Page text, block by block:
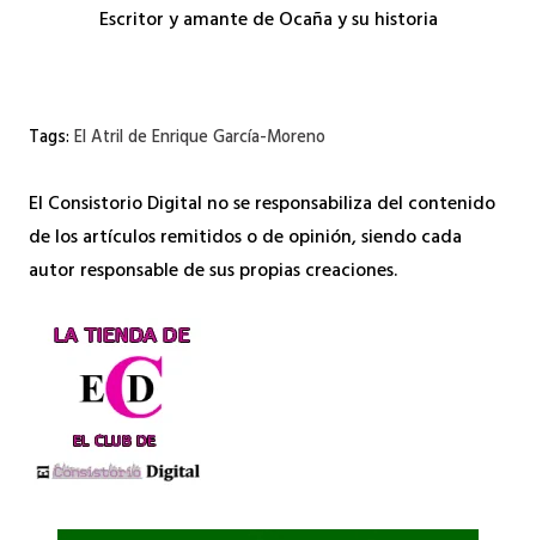
Escritor y amante de Ocaña y su historia
Tags:El Atril de Enrique García-Moreno
El Consistorio Digital no se responsabiliza del contenido
de los artículos remitidos o de opinión, siendo cada
autor responsable de sus propias creaciones.